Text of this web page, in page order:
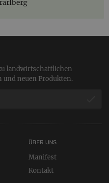
landwirtschaftlichen
und neuen Produkten.
ÜBER UNS
Manifest
Kontakt